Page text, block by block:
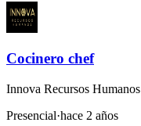
Cocinero chef
Innova Recursos Humanos
Presencial·hace 2 años